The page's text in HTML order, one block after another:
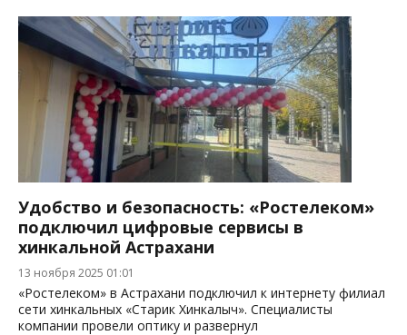
Удобство и безопасность: «Ростелеком»
подключил цифровые сервисы в
хинкальной Астрахани
13 ноября 2025 01:01
«Ростелеком» в Астрахани подключил к интернету филиал
сети хинкальных «Старик Хинкалыч». Специалисты
компании провели оптику и развернул